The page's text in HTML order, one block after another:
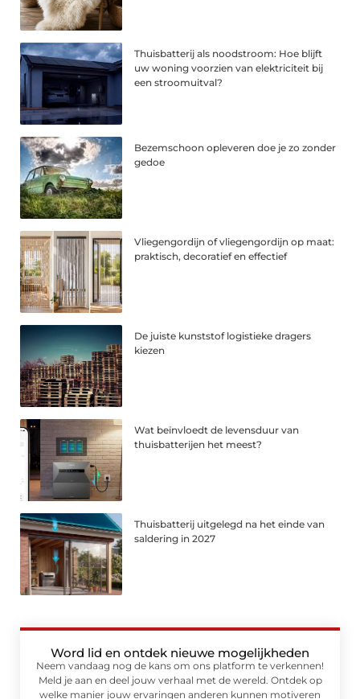
Thuisbatterij als noodstroom: Hoe blijft
uw woning voorzien van elektriciteit bij
een stroomuitval?
Bezemschoon opleveren doe je zo zonder
gedoe
Vliegengordijn of vliegengordijn op maat:
praktisch, decoratief en effectief
De juiste kunststof logistieke dragers
kiezen
Wat beïnvloedt de levensduur van
thuisbatterijen het meest?
Thuisbatterij uitgelegd na het einde van
saldering in 2027
Word lid en ontdek nieuwe mogelijkheden
Neem vandaag nog de kans om ons platform te verkennen!
Meld je aan en deel jouw verhaal met de wereld. Ontdek op
welke manier jouw ervaringen anderen kunnen motiveren